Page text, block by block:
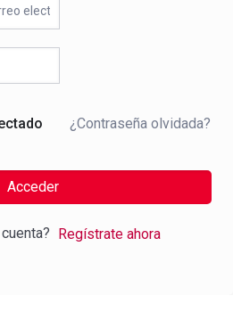
¿Contraseña olvidada?
Acceder
Regístrate ahora